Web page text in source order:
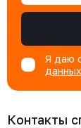
Я даю
данных
Контакты